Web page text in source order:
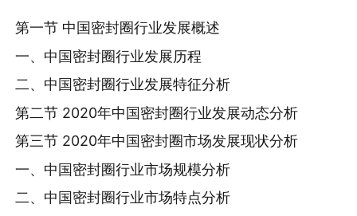
第一节 中国密封圈行业发展概述
一、中国密封圈行业发展历程
二、中国密封圈行业发展特征分析
第二节 2020年中国密封圈行业发展动态分析
第三节 2020年中国密封圈市场发展现状分析
一、中国密封圈行业市场规模分析
二、中国密封圈行业市场特点分析